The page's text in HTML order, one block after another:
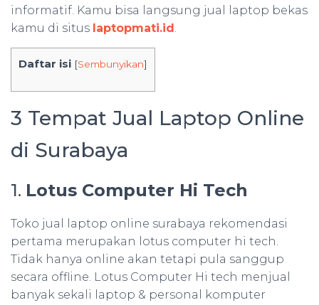
informatif. Kamu bisa langsung jual laptop bekas
kamu di situs laptopmati.id.
Daftar isi [Sembunyikan]
3 Tempat Jual Laptop Online
di Surabaya
1. Lotus Computer Hi Tech
Toko jual laptop online surabaya rekomendasi
pertama merupakan lotus computer hi tech.
Tidak hanya online akan tetapi pula sanggup
secara offline. Lotus Computer Hi tech menjual
banyak sekali laptop & personal komputer